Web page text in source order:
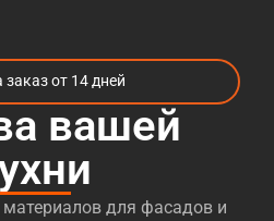
заказ от 14 дней
вашей
для фасадов и